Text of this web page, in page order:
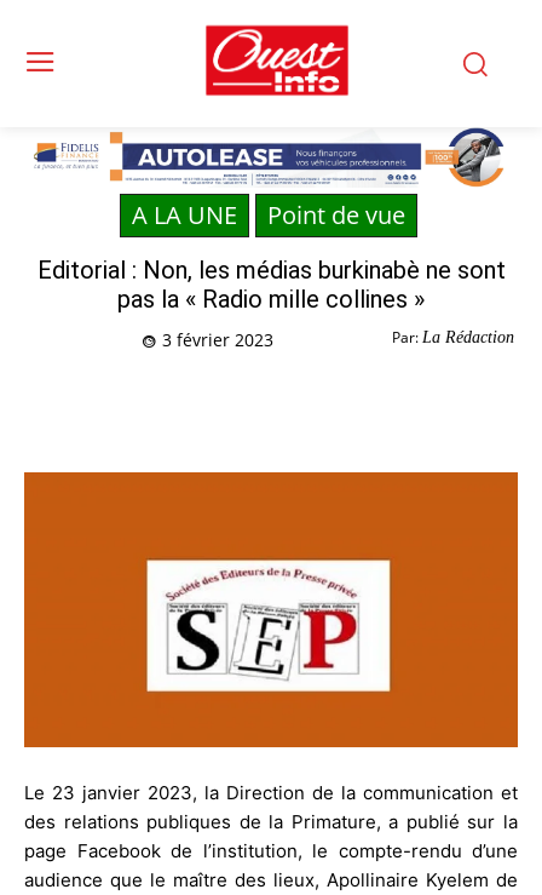
A LA UNE Point de vue
Editorial : Non, les médias burkinabè ne sont
pas la « Radio mille collines »
Par: La Rédaction
3 février 2023
Le 23 janvier 2023, la Direction de la communication et
des relations publiques de la Primature, a publié sur la
page Facebook de l’institution, le compte-rendu d’une
audience que le maître des lieux, Apollinaire Kyelem de